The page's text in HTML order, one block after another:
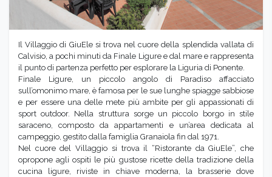
Il Villaggio di GiuEle si trova nel cuore della splendida vallata di
Calvisio, a pochi minuti da Finale Ligure e dal mare e rappresenta
il punto di partenza perfetto per esplorare la Liguria di Ponente.
Finale Ligure, un piccolo angolo di Paradiso affacciato
sull’omonimo mare, è famosa per le sue lunghe spiagge sabbiose
e per essere una delle mete più ambite per gli appassionati di
sport outdoor. Nella struttura sorge un piccolo borgo in stile
saraceno, composto da appartamenti e un’area dedicata al
campeggio, gestito dalla famiglia Granaiola fin dal 1971.
Nel cuore del Villaggio si trova il “Ristorante da GiuEle”, che
opropone agli ospiti le più gustose ricette della tradizione della
cucina ligure, riviste in chiave moderna, la brasserie dove